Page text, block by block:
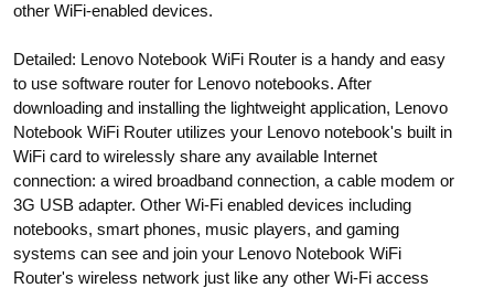
other WiFi-enabled devices.
Detailed: Lenovo Notebook WiFi Router is a handy and easy
to use software router for Lenovo notebooks. After
downloading and installing the lightweight application, Lenovo
Notebook WiFi Router utilizes your Lenovo notebook's built in
WiFi card to wirelessly share any available Internet
connection: a wired broadband connection, a cable modem or
3G USB adapter. Other Wi-Fi enabled devices including
notebooks, smart phones, music players, and gaming
systems can see and join your Lenovo Notebook WiFi
Router's wireless network just like any other Wi-Fi access